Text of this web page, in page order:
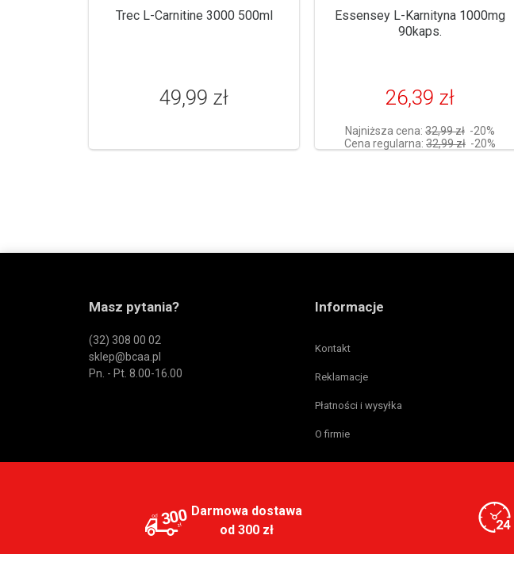
Trec L-Carnitine 3000 500ml
49,99 zł
Essensey L-Karnityna 1000mg
90kaps.
26,39 zł
Najniższa cena: 32,99 zł -20%
Cena regularna: 32,99 zł -20%
Masz pytania?
(32) 308 00 02
sklep@bcaa.pl
Pn. - Pt. 8.00-16.00
Informacje
Kontakt
Reklamacje
Płatności i wysyłka
O firmie
300 Darmowa dostawa
od 300 zł